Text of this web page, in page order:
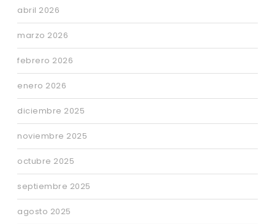
abril 2026
marzo 2026
febrero 2026
enero 2026
diciembre 2025
noviembre 2025
octubre 2025
septiembre 2025
agosto 2025